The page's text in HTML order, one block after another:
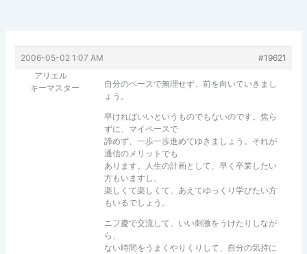
2006-05-02 1:07 AM
#19621
アリエル
キーマスター
自分のペースで無理せず、前を向いていきまし
ょう。
早ければいいというものでもないのです。焦ら
ずに、マイペースで
諦めず、一歩一歩進めてゆきましょう。それが
通信のメリットでも
あります。人生の計画として、早く卒業したい
方もいますし、
楽しくて楽しくて、あえてゆっくり学びたい方
もいるでしょう。
ニフ慶で交流して、いい刺激をうけたりしなが
ら、
ない時間をうまくやりくりして、自分の気持に